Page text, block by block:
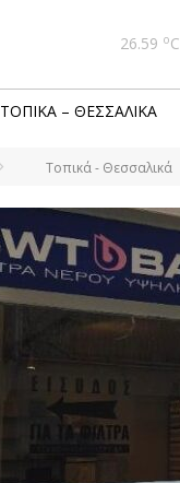
26.59 oC
ΤΟΠΙΚΆ – ΘΕΣΣΑΛΙΚΆ
Τοπικά - Θεσσαλικά